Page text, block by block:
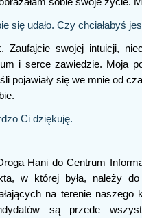
się udało. Czy chciałabyś
Zaufajcie swojej intuicji,
i serce zawiedzie. Moja
pojawiały się we mnie od
Ci dziękuję.
Hani do Centrum
w której była, należy
na terenie
są przede